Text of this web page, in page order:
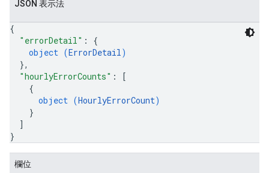
JSON 表示法
{
"errorDetail" : {
object (ErrorDetail)
},
"hourlyErrorCounts" :
[
{
object (HourlyErrorCount)
}
]
}
欄位